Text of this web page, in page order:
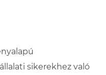
sikerekhez való